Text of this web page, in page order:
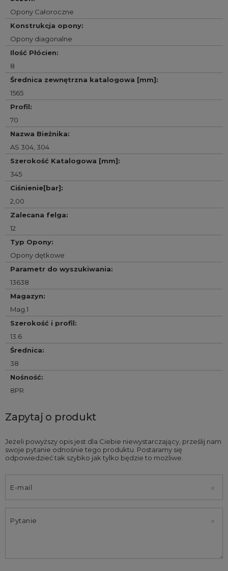
Opony Całoroczne
Konstrukcja opony:
Opony diagonalne
Ilość Płócien:
8
Średnica zewnętrzna katalogowa [mm]:
1565
Profil:
70
Nazwa Bieżnika:
AS 304 304
Szerokość Katalogowa [mm]:
345
Ciśnienie[bar]:
2,00
Zalecana felga:
12
Typ Opony:
Opony dętkowe
Parametr do wyszukiwania:
13638
Magazyn:
Mag.1
Szerokość i profil:
13.6
Średnica:
38
Nośność:
8PR
Zapytaj o produkt
Jeżeli powyższy opis jest dla Ciebie niewystarczający, prześlij nam
swoje pytanie odnośnie tego produktu. Postaramy się
odpowiedzieć tak szybko jak tylko będzie to możliwe.
E-mail
Pytanie